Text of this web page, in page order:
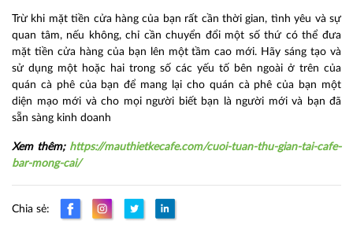
Trừ khi mặt tiền cửa hàng của bạn rất cần thời gian, tình yêu và sự
quan tâm, nếu không, chỉ cần chuyển đổi một số thứ có thể đưa
mặt tiền cửa hàng của bạn lên một tầm cao mới. Hãy sáng tạo và
sử dụng một hoặc hai trong số các yếu tố bên ngoài ở trên của
quán cà phê của bạn để mang lại cho quán cà phê của bạn một
diện mạo mới và cho mọi người biết bạn là người mới và bạn đã
sẵn sàng kinh doanh
Xem thêm; https://mauthietkecafe.com/cuoi-tuan-thu-gian-tai-cafe-
bar-mong-cai/
Chia sẻ: